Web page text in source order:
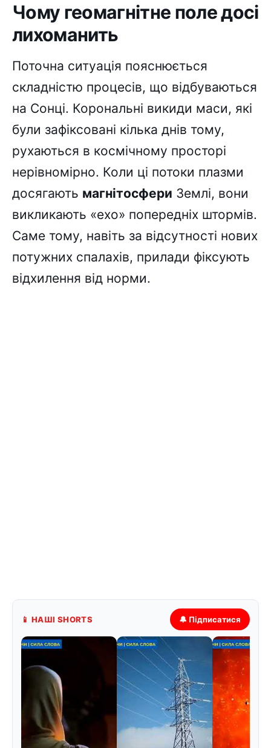
Чому геомагнітне поле досі
лихоманить
Поточна ситуація пояснюється
складністю процесів, що відбуваються
на Сонці. Корональні викиди маси, які
були зафіксовані кілька днів тому,
рухаються в космічному просторі
нерівномірно. Коли ці потоки плазми
досягають магнітосфери Землі, вони
викликають «ехо» попередніх штормів.
Саме тому, навіть за відсутності нових
потужних спалахів, прилади фіксують
відхилення від норми.
📱 НАШІ SHORTS 🔔 Підписатися